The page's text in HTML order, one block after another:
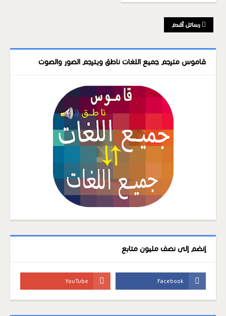
رسائل أقدم
قاموس مترجم جميع اللغات ناطق ويترجم الصور والصوت
إنضم إلى نصف مليون متابع